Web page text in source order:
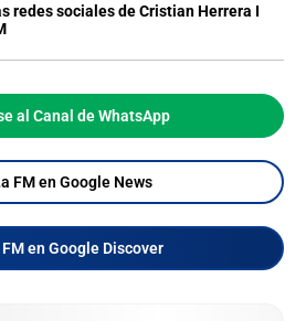
redes sociales de Cristian Herrera I
al Canal de WhatsApp
FM en Google News
FM en Google Discover